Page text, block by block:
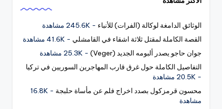
الوثائق الدامغة لوكالة (الفرات) للأنباء - 245.6K مشاهدة
القصة الكاملة لمقتل ثلاثة اشقاء في القامشلي - 41.6K مشاهدة
جوان حاجو يصدر ألبومه الجديد (Veger)
- 25.3K مشاهدة
التفاصيل الكاملة حول غرق قارب المهاجرين السوريين في تركيا
- 20.5K مشاهدة
محسون قرمزكول بصدد اخراج فلم عن مأساة حلبجة
- 16.8K
مشاهدة